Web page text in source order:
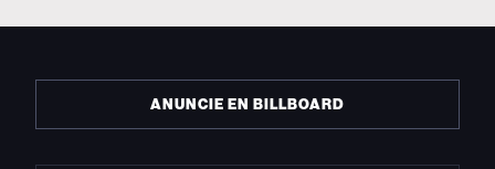
ANUNCIE EN BILLBOARD